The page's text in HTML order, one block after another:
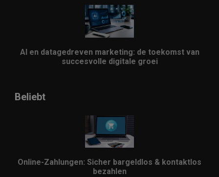
AI en datagedreven marketing: de toekomst van
succesvolle digitale groei
Beliebt
Online-Zahlungen: Sicher bargeldlos & kontaktlos
bezahlen